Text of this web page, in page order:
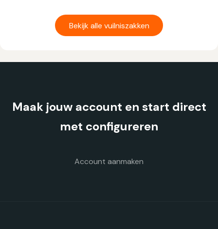
Deze
worden
Bekijk alle vuilniszakken
Maak jouw account en start direct
met configureren
Account aanmaken